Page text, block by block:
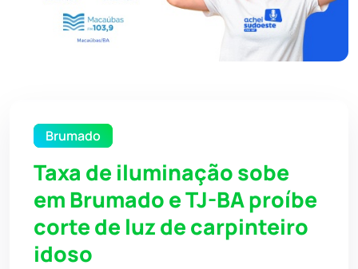
Brumado
Taxa de iluminação sobe
em Brumado e TJ-BA proíbe
corte de luz de carpinteiro
idoso